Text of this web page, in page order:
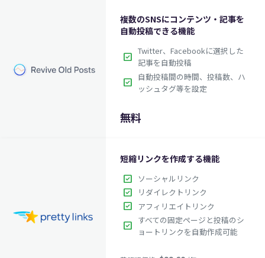
複数のSNSにコンテンツ・記事を
自動投稿できる機能
check_box Twitter、Facebookに選択した
記事を自動投稿
check_box 自動投稿間の時間、投稿数、ハ
ッシュタグ等を設定
無料
短縮リンクを作成する機能
check_box ソーシャルリンク
check_box リダイレクトリンク
check_box アフィリエイトリンク
check_box すべての固定ページと投稿のシ
ョートリンクを自動作成可能